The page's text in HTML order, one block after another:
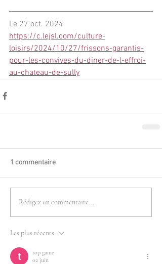
Le 27 oct. 2024
https://c.lejsl.com/culture-
loisirs/2024/10/27/frissons-garantis-
pour-les-convives-du-diner-de-l-effroi-
au-chateau-de-sully
1 commentaire
Rédigez un commentaire...
Les plus récents
top game
02 juin